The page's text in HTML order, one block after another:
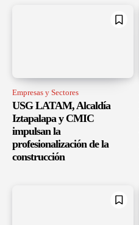
Empresas y Sectores
USG LATAM, Alcaldía
Iztapalapa y CMIC
impulsan la
profesionalización de la
construcción